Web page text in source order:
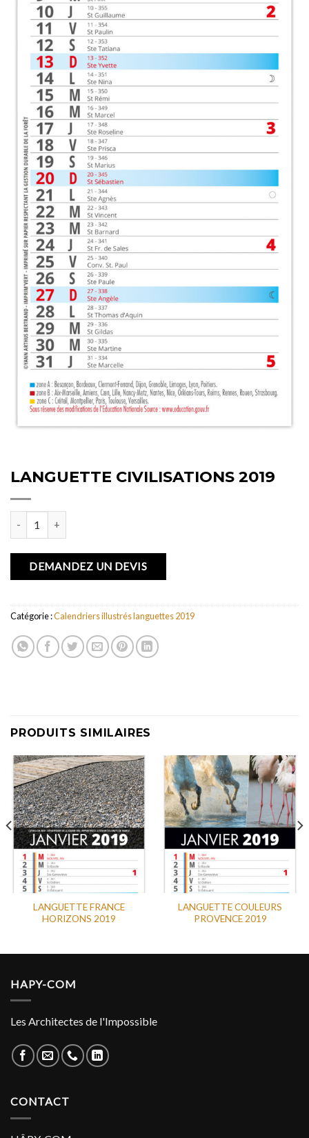
LANGUETTE CIVILISATIONS 2019
DEMANDEZ UN DEVIS
Catégorie :Calendriers illustrés languettes 2019
PRODUITS SIMILAIRES
LANGUETTE FRANCE
HORIZONS 2019
LANGUETTE COULEURS
PROVENCE 2019
HAPY-COM
Les Architectes de l'Impossible
CONTACT